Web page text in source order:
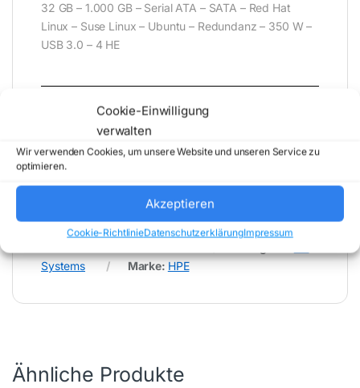
Cookie-Einwilligung
verwalten
Wir verwenden Cookies, um unsere Website und unseren Service zu
optimieren.
Akzeptieren
Cookie-RichtlinieDatenschutzerklärungImpressum
32 GB – 1.000 GB – Serial ATA – SATA – Red Hat
Linux – Suse Linux – Ubuntu – Redundanz – 350 W –
USB 3.0 – 4 HE
Comstex GmbH & Co. KG keine Haftung (
202607310800 )
Systems
Marke: HPE
Ähnliche Produkte